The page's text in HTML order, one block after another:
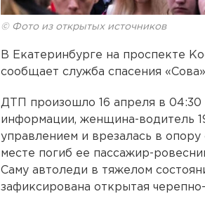
© Фото из открытых источников
В Екатеринбурге на проспекте
сообщает служба спасения
ДТП произошло 16 апреля в
информации, женщина-водитель
управлением и врезалась в
месте погиб ее пассажир-
Саму автоледи в тяжелом
зафиксирована открытая